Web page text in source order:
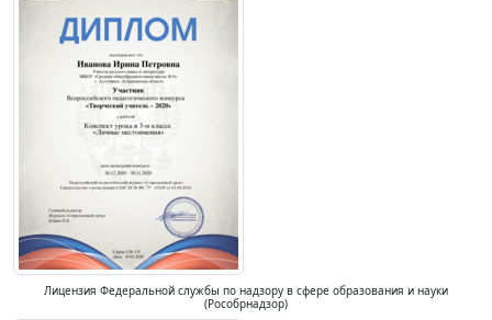
Лицензия Федеральной службы по надзору в сфере образования и науки
(Рособрнадзор)